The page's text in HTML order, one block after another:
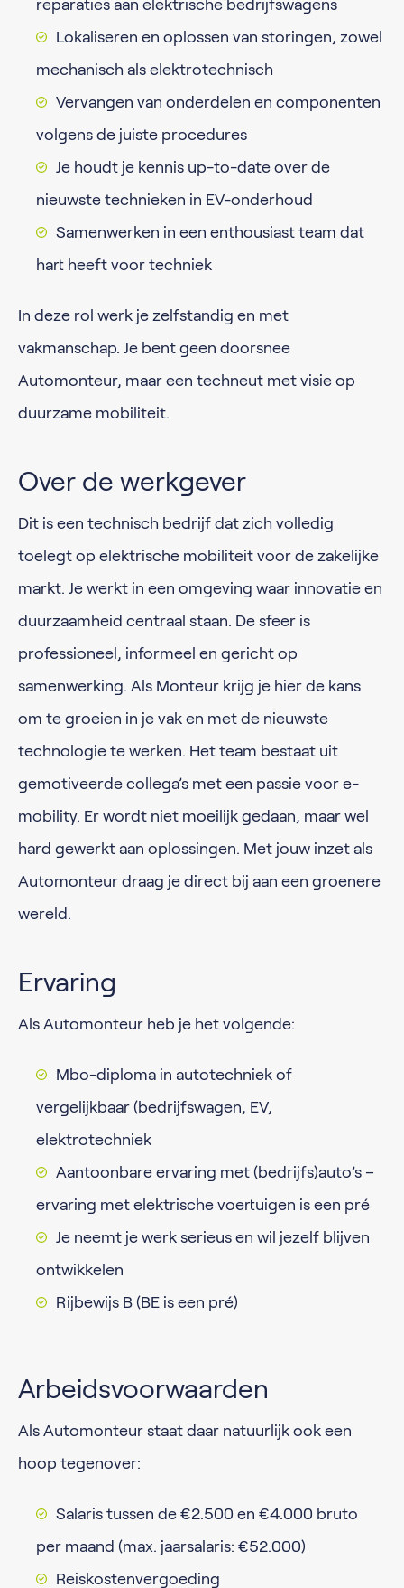
reparaties aan elektrische bedrijfswagens
Lokaliseren en oplossen van storingen, zowel
mechanisch als elektrotechnisch
Vervangen van onderdelen en componenten
volgens de juiste procedures
Je houdt je kennis up-to-date over de
nieuwste technieken in EV-onderhoud
Samenwerken in een enthousiast team dat
hart heeft voor techniek
In deze rol werk je zelfstandig en met
vakmanschap. Je bent geen doorsnee
Automonteur, maar een techneut met visie op
duurzame mobiliteit.
Over de werkgever
Dit is een technisch bedrijf dat zich volledig
toelegt op elektrische mobiliteit voor de zakelijke
markt. Je werkt in een omgeving waar innovatie en
duurzaamheid centraal staan. De sfeer is
professioneel, informeel en gericht op
samenwerking. Als Monteur krijg je hier de kans
om te groeien in je vak en met de nieuwste
technologie te werken. Het team bestaat uit
gemotiveerde collega’s met een passie voor e-
mobility. Er wordt niet moeilijk gedaan, maar wel
hard gewerkt aan oplossingen. Met jouw inzet als
Automonteur draag je direct bij aan een groenere
wereld.
Ervaring
Als Automonteur heb je het volgende:
Mbo-diploma in autotechniek of
vergelijkbaar (bedrijfswagen, EV,
elektrotechniek
Aantoonbare ervaring met (bedrijfs)auto’s –
ervaring met elektrische voertuigen is een pré
Je neemt je werk serieus en wil jezelf blijven
ontwikkelen
Rijbewijs B (BE is een pré)
Arbeidsvoorwaarden
Als Automonteur staat daar natuurlijk ook een
hoop tegenover:
Salaris tussen de €2.500 en €4.000 bruto
per maand (max. jaarsalaris: €52.000)
Reiskostenvergoeding